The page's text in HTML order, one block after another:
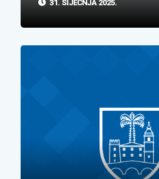
31. SIJEČNJA 2025.